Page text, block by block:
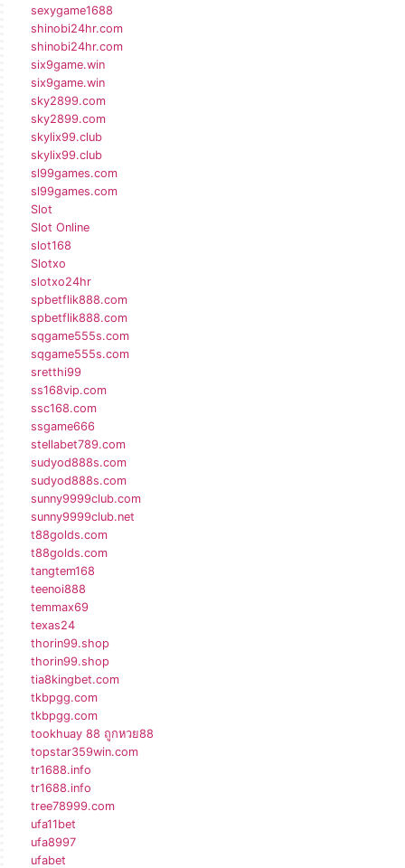
sexygame1688
shinobi24hr.com
shinobi24hr.com
six9game.win
six9game.win
sky2899.com
sky2899.com
skylix99.club
skylix99.club
sl99games.com
sl99games.com
Slot
Slot Online
slot168
Slotxo
slotxo24hr
spbetflik888.com
spbetflik888.com
sqgame555s.com
sqgame555s.com
sretthi99
ss168vip.com
ssc168.com
ssgame666
stellabet789.com
sudyod888s.com
sudyod888s.com
sunny9999club.com
sunny9999club.net
t88golds.com
t88golds.com
tangtem168
teenoi888
temmax69
texas24
thorin99.shop
thorin99.shop
tia8kingbet.com
tkbpgg.com
tkbpgg.com
tookhuay 88 ถูกหวย88
topstar359win.com
tr1688.info
tr1688.info
tree78999.com
ufa11bet
ufa8997
ufabet